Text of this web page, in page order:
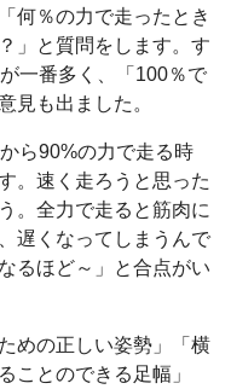
何％の力で走ったとき
」と質問をします。す
一番多く、「100％で
見も出ました。
ら90%の力で走る時
。速く走ろうと思った
。全力で走ると筋肉に
遅くなってしまうんで
るほど～」と合点がい
めの正しい姿勢」「横
ことのできる足幅」